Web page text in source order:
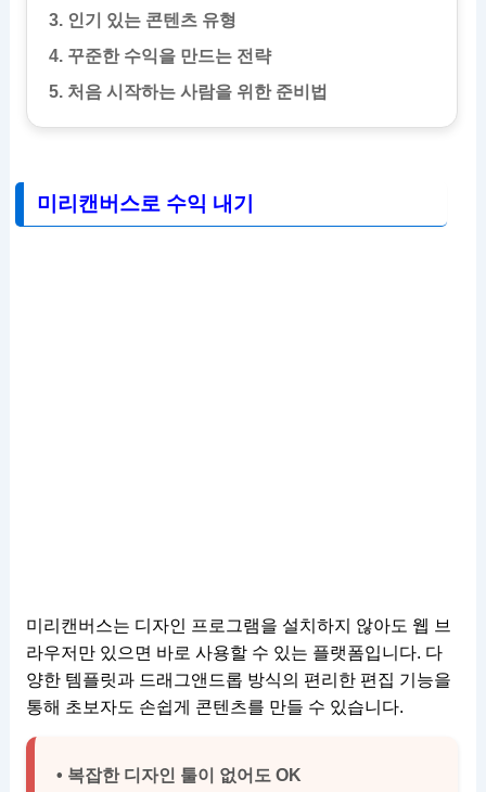
3. 인기 있는 콘텐츠 유형
4. 꾸준한 수익을 만드는 전략
5. 처음 시작하는 사람을 위한 준비법
미리캔버스로 수익 내기
미리캔버스는 디자인 프로그램을 설치하지 않아도 웹 브
라우저만 있으면 바로 사용할 수 있는 플랫폼입니다. 다
양한 템플릿과 드래그앤드롭 방식의 편리한 편집 기능을
통해 초보자도 손쉽게 콘텐츠를 만들 수 있습니다.
• 복잡한 디자인 툴이 없어도 OK